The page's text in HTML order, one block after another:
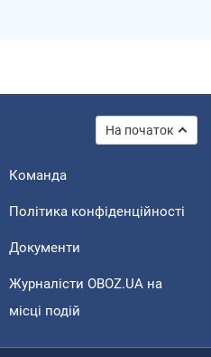
На початок
Команда
Політика конфіденційності
Документи
Журналісти OBOZ.UA на
місці подій